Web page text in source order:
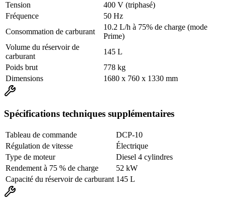
Tension
400 V (triphasé)
Fréquence
50 Hz
Consommation de carburant
10.2 L/h à 75% de charge (mode
Prime)
Volume du réservoir de
carburant
145 L
Poids brut
778 kg
Dimensions
1680 x 760 x 1330 mm
Spécifications techniques supplémentaires
Tableau de commande
DCP-10
Régulation de vitesse
Électrique
Type de moteur
Diesel 4 cylindres
Rendement à 75 % de charge
52 kW
Capacité du réservoir de carburant 145 L